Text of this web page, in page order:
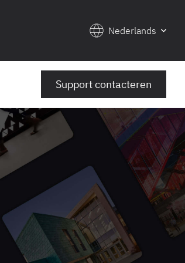
Nederlands
Support contacteren